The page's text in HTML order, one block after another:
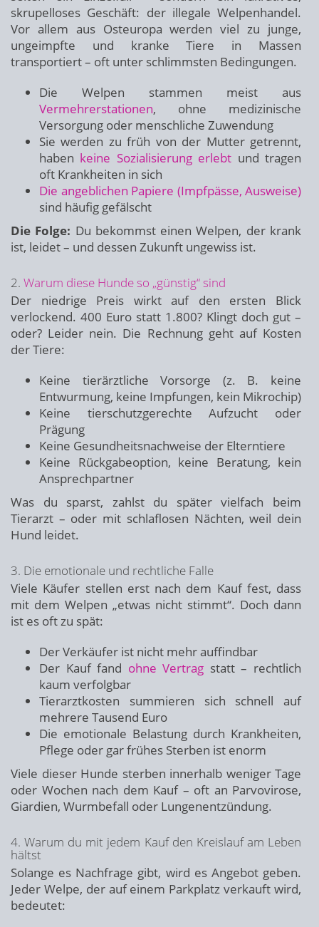
skrupelloses Geschäft: der illegale Welpenhandel.
Vor allem aus Osteuropa werden viel zu junge,
ungeimpfte und kranke Tiere in Massen
transportiert – oft unter schlimmsten Bedingungen.
Die Welpen stammen meist aus
Vermehrerstationen, ohne medizinische
Versorgung oder menschliche Zuwendung
Sie werden zu früh von der Mutter getrennt,
haben keine Sozialisierung erlebt und tragen
oft Krankheiten in sich
Die angeblichen Papiere (Impfpässe, Ausweise)
sind häufig gefälscht
Die Folge: Du bekommst einen Welpen, der krank
ist, leidet – und dessen Zukunft ungewiss ist.
2. Warum diese Hunde so „günstig“ sind
Der niedrige Preis wirkt auf den ersten Blick
verlockend. 400 Euro statt 1.800? Klingt doch gut –
oder? Leider nein. Die Rechnung geht auf Kosten
der Tiere:
Keine tierärztliche Vorsorge (z. B. keine
Entwurmung, keine Impfungen, kein Mikrochip)
Keine tierschutzgerechte Aufzucht oder
Prägung
Keine Gesundheitsnachweise der Elterntiere
Keine Rückgabeoption, keine Beratung, kein
Ansprechpartner
Was du sparst, zahlst du später vielfach beim
Tierarzt – oder mit schlaflosen Nächten, weil dein
Hund leidet.
3. Die emotionale und rechtliche Falle
Viele Käufer stellen erst nach dem Kauf fest, dass
mit dem Welpen „etwas nicht stimmt“. Doch dann
ist es oft zu spät:
Der Verkäufer ist nicht mehr auffindbar
Der Kauf fand ohne Vertrag statt – rechtlich
kaum verfolgbar
Tierarztkosten summieren sich schnell auf
mehrere Tausend Euro
Die emotionale Belastung durch Krankheiten,
Pflege oder gar frühes Sterben ist enorm
Viele dieser Hunde sterben innerhalb weniger Tage
oder Wochen nach dem Kauf – oft an Parvovirose,
Giardien, Wurmbefall oder Lungenentzündung.
4. Warum du mit jedem Kauf den Kreislauf am Leben
hältst
Solange es Nachfrage gibt, wird es Angebot geben.
Jeder Welpe, der auf einem Parkplatz verkauft wird,
bedeutet: